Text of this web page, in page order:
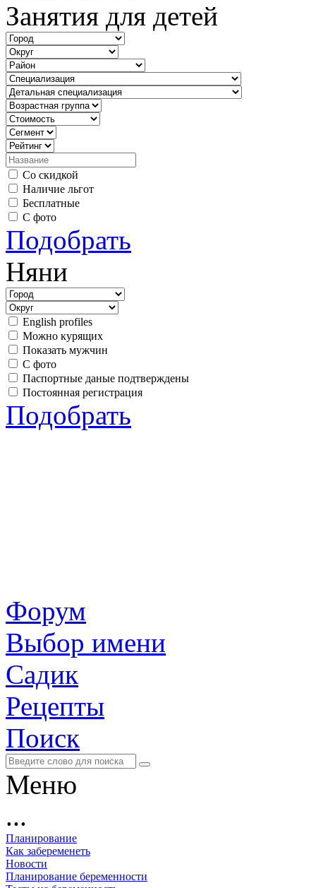
Занятия для детей
Со скидкой
Наличие льгот
Бесплатные
С фото
Подобрать
Няни
English profiles
Можно курящих
Показать мужчин
С фото
Паспортные даные подтверждены
Постоянная регистрация
Подобрать
Форум
Выбор имени
Садик
Рецепты
Поиск
Меню
...
Планирование
Как забеременеть
Новости
Планирование беременности